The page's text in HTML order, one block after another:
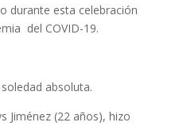
durante esta celebración
del COVID-19.
absoluta.
Jiménez (22 años), hizo